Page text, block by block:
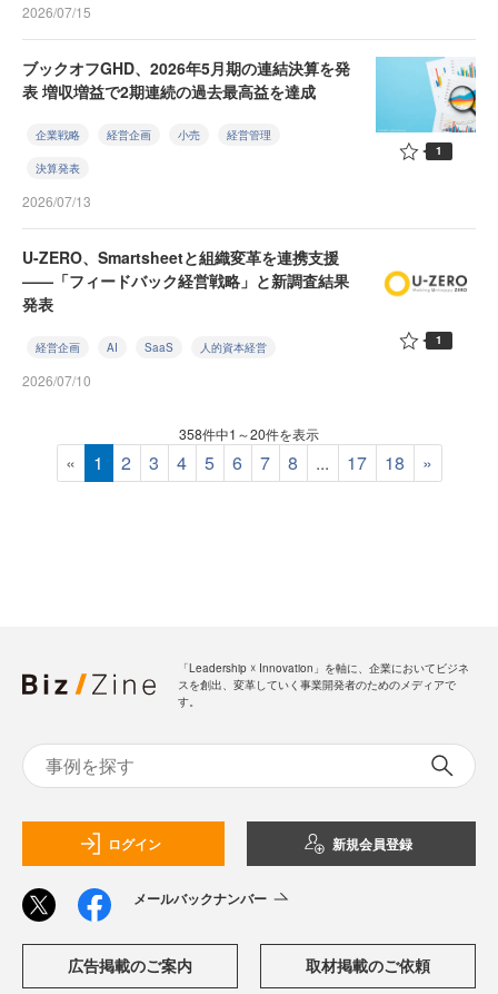
2026/07/15
ブックオフGHD、2026年5月期の連結決算を発
表 増収増益で2期連続の過去最高益を達成
企業戦略 経営企画 小売 経営管理
決算発表
2026/07/13
1
U-ZERO、Smartsheetと組織変革を連携支援
——「フィードバック経営戦略」と新調査結果
発表
経営企画 AI SaaS 人的資本経営
2026/07/10
1
358件中1～20件を表示
« 1 2 3 4 5 6 7 8 ... 17 18 »
「Leadership ☓ Innovation」を軸に、企業においてビジネ
スを創出、変革していく事業開発者のためのメディアで
す。
ログイン 新規会員登録
メールバックナンバー
広告掲載のご案内 取材掲載のご依頼